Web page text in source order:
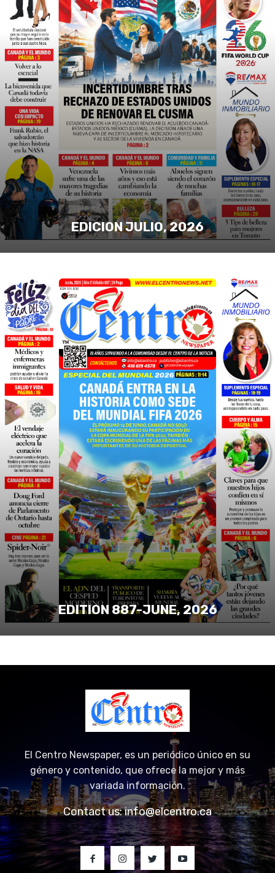
EDICION JULIO, 2026
EDITION 887-JUNE, 2026
El Centro Newspaper, es un periódico único en su
género y contenido, que ofrece la mejor y más
variada información.
Contact us:info@elcentro.ca